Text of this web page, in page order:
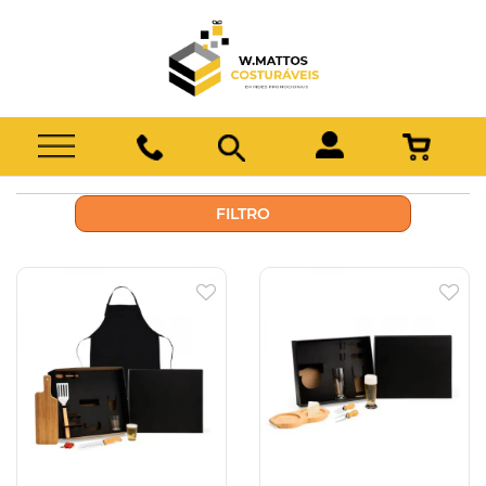
FILTRO